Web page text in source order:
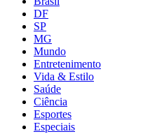
DF
SP
MG
Mundo
Entretenimento
Vida & Estilo
Saúde
Ciência
Esportes
Especiais